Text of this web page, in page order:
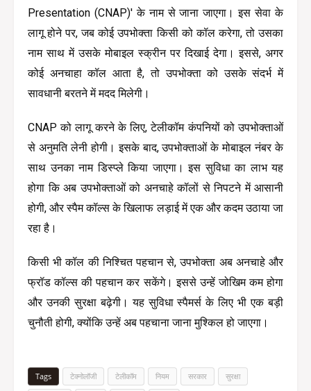
Presentation (CNAP)' के नाम से जाना जाएगा। इस सेवा के
लागू होने पर, जब कोई उपभोक्ता किसी को कॉल करेगा, तो उसका
नाम साथ में उसके मोबाइल स्क्रीन पर दिखाई देगा। इससे, अगर
कोई अनचाहा कॉल आता है, तो उपभोक्ता को उसके संदर्भ में
सावधानी बरतने में मदद मिलेगी।
CNAP को लागू करने के लिए, टेलीकॉम कंपनियों को उपभोक्ताओं
से अनुमति लेनी होगी। इसके बाद, उपभोक्ताओं के मोबाइल नंबर के
साथ उनका नाम डिस्प्ले किया जाएगा। इस सुविधा का लाभ यह
होगा कि अब उपभोक्ताओं को अनचाहे कॉलों से निपटने में आसानी
होगी, और स्पैम कॉल्स के खिलाफ लड़ाई में एक और कदम उठाया जा
रहा है।
किसी भी कॉल की निश्चित पहचान से, उपभोक्ता अब अनचाहे और
फ्रॉड कॉल्स की पहचान कर सकेंगे। इससे उन्हें जोखिम कम होगा
और उनकी सुरक्षा बढ़ेगी। यह सुविधा स्पैमर्स के लिए भी एक बड़ी
चुनौती होगी, क्योंकि उन्हें अब पहचाना जाना मुश्किल हो जाएगा।
Tags टेक्नोलॉजी टेलीकॉम नियम सरकार सुरक्षा